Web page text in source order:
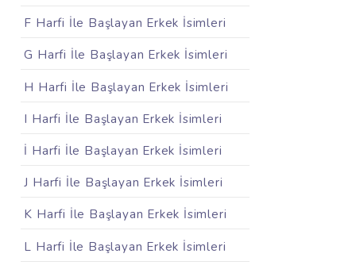
F Harfi İle Başlayan Erkek İsimleri
G Harfi İle Başlayan Erkek İsimleri
H Harfi İle Başlayan Erkek İsimleri
I Harfi İle Başlayan Erkek İsimleri
İ Harfi İle Başlayan Erkek İsimleri
J Harfi İle Başlayan Erkek İsimleri
K Harfi İle Başlayan Erkek İsimleri
L Harfi İle Başlayan Erkek İsimleri